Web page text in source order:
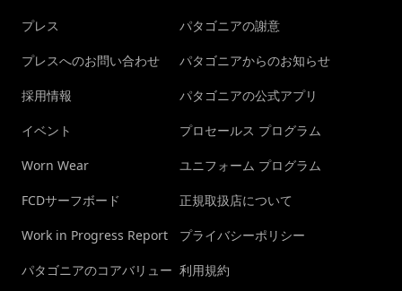
プレス
プレスへのお問い合わせ
採用情報
イベント
Worn Wear
FCDサーフボード
Work in Progress Report
パタゴニアのコアバリュー
パタゴニアの謝意
パタゴニアからのお知らせ
パタゴニアの公式アプリ
プロセールス プログラム
ユニフォーム プログラム
正規取扱店について
プライバシーポリシー
利用規約